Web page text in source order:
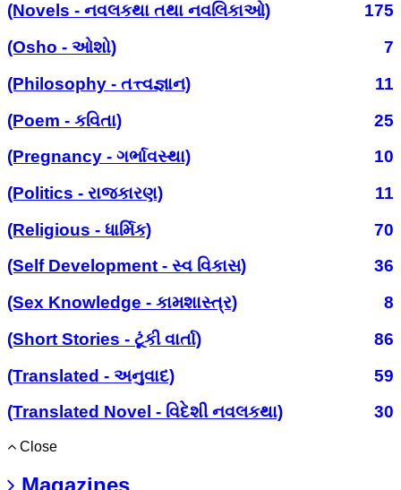
(Novels - નવલકથા તથા નવલિકાઓ)
175
(Osho - ઓશો)
7
(Philosophy - તત્ત્વજ્ઞાન)
11
(Poem - કવિતા)
25
(Pregnancy - ગર્ભાવસ્થા)
10
(Politics - રાજકારણ)
11
(Religious - ધાર્મિક)
70
(Self Development - સ્વ વિકાસ)
36
(Sex Knowledge - કામશાસ્ત્ર)
8
(Short Stories - ટૂંકી વાર્તા)
86
(Translated - અનુવાદ)
59
(Translated Novel - વિદેશી નવલકથા)
30
Close
Magazines